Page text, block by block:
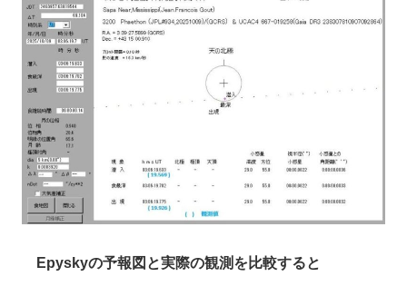
Epyskyの予報図と実際の観測を比較すると